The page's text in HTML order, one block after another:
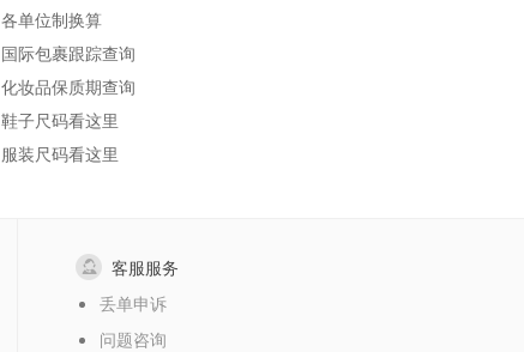
各单位制换算
国际包裹跟踪查询
化妆品保质期查询
鞋子尺码看这里
服装尺码看这里
客服服务
丢单申诉
问题咨询